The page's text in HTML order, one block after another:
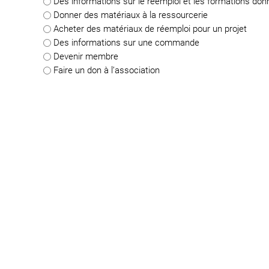
Donner des matériaux à la ressourcerie
Acheter des matériaux de réemploi pour un projet
Des informations sur une commande
Devenir membre
Faire un don à l’association